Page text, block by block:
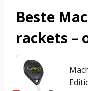
Beste
rackets –